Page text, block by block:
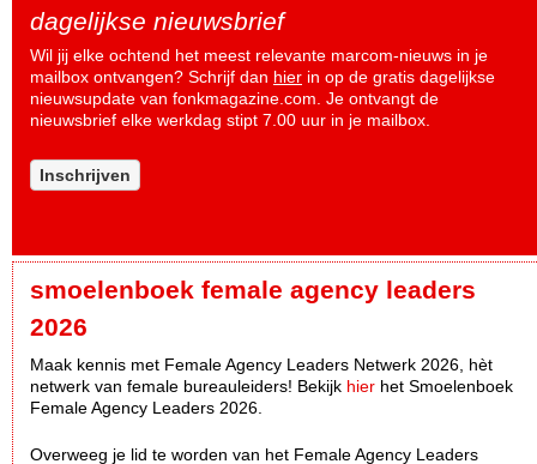
dagelijkse nieuwsbrief
Wil jij elke ochtend het meest relevante marcom-nieuws in je
mailbox ontvangen? Schrijf dan hier in op de gratis dagelijkse
nieuwsupdate van fonkmagazine.com. Je ontvangt de
nieuwsbrief elke werkdag stipt 7.00 uur in je mailbox.
Inschrijven
smoelenboek female agency leaders
2026
Maak kennis met Female Agency Leaders Netwerk 2026, hèt
netwerk van female bureauleiders! Bekijk hier het Smoelenboek
Female Agency Leaders 2026.
Overweeg je lid te worden van het Female Agency Leaders